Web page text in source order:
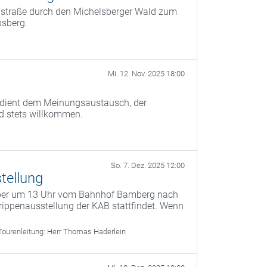
durch den Michelsberger Wald zum
Mi. 12. Nov. 2025 18:00
dem Meinungsaustausch, der
stets willkommen.
So. 7. Dez. 2025 12:00
um 13 Uhr vom Bahnhof Bamberg nach
der KAB stattfindet. Wenn
Herr Thomas Haderlein